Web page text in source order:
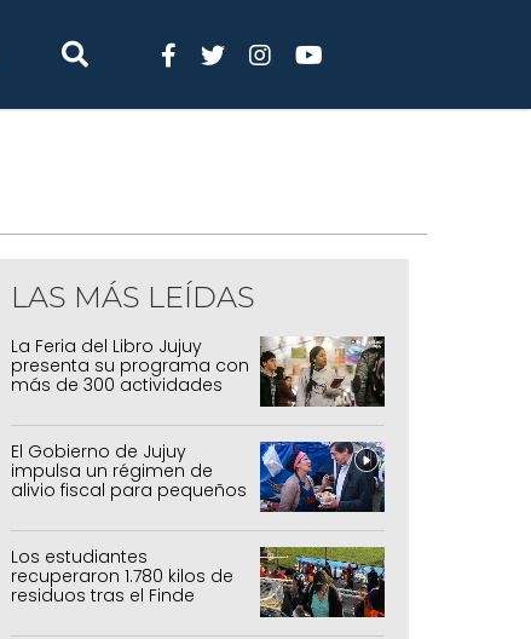
LAS MÁS LEÍDAS
La Feria del Libro Jujuy
presenta su programa con
más de 300 actividades
El Gobierno de Jujuy
impulsa un régimen de
alivio fiscal para pequeños
contribuyentes
Los estudiantes
recuperaron 1.780 kilos de
residuos tras el Finde